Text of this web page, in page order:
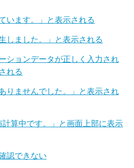
います。」と表示される
しました。」と表示される
ションデータが正しく入力され
れる
りませんでした。」と表示され
計算中です。」と画面上部に表示
認できない